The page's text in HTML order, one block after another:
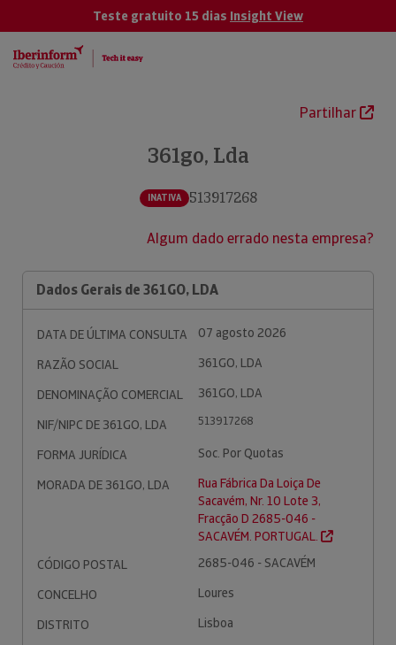
Teste gratuito 15 dias Insight View
Partilhar
361go, Lda
INATIVA 513917268
Algum dado errado nesta empresa?
Dados Gerais de 361GO, LDA
DATA DE ÚLTIMA CONSULTA
07 agosto 2026
RAZÃO SOCIAL
361GO, LDA
DENOMINAÇÃO COMERCIAL
361GO, LDA
NIF/NIPC DE 361GO, LDA
513917268
FORMA JURÍDICA
Soc. Por Quotas
MORADA DE 361GO, LDA
Rua Fábrica Da Loiça De
Sacavém, Nr. 10 Lote 3,
Fracção D 2685-046 -
SACAVÉM. PORTUGAL.
CÓDIGO POSTAL
2685-046 - SACAVÉM
CONCELHO
Loures
DISTRITO
Lisboa